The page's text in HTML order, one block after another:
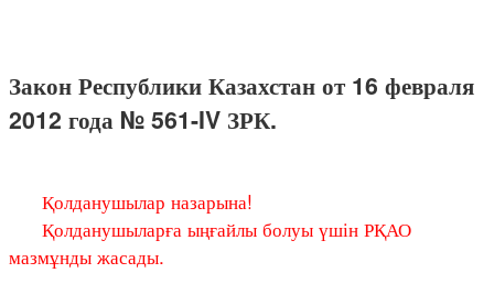
Закон Республики Казахстан от 16 февраля
2012 года № 561-IV ЗРК.
Қолданушылар назарына!
Қолданушыларға ыңғайлы болуы үшін РҚАО
мазмұнды жасады.